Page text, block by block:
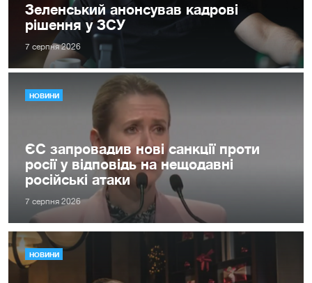
Зеленський анонсував кадрові
рішення у ЗСУ
7 серпня 2026
НОВИНИ
ЄС запровадив нові санкції проти
росії у відповідь на нещодавні
російські атаки
7 серпня 2026
НОВИНИ